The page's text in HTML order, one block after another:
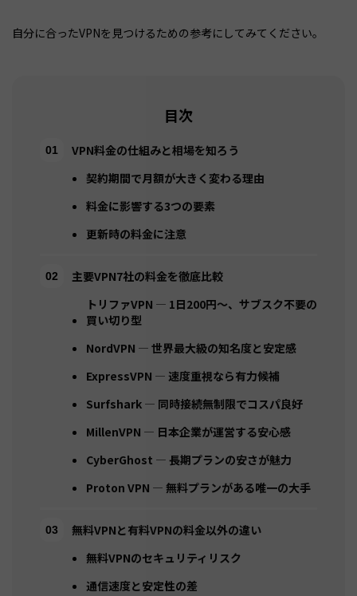
自分に合ったVPNを見つけるための参考にしてみてください。
目次
VPN料金の仕組みと相場を知ろう
契約期間で月額が大きく変わる理由
料金に影響する3つの要素
更新時の料金に注意
主要VPN7社の料金を徹底比較
トリファVPN — 1日200円〜、サブスク不要の
買い切り型
NordVPN — 世界最大級の知名度と安定感
ExpressVPN — 速度重視なら有力候補
Surfshark — 同時接続無制限でコスパ良好
MillenVPN — 日本企業が運営する安心感
CyberGhost — 長期プランの安さが魅力
Proton VPN — 無料プランがある唯一の大手
無料VPNと有料VPNの料金以外の違い
無料VPNのセキュリティリスク
通信速度と安定性の差